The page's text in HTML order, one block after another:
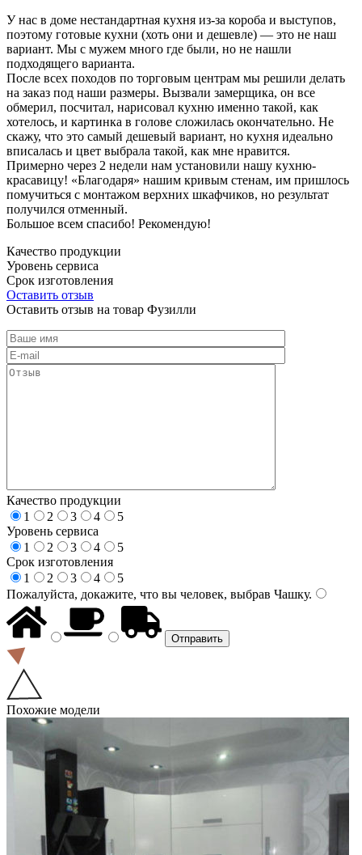
У нас в доме нестандартная кухня из-за короба и выступов,
поэтому готовые кухни (хоть они и дешевле) — это не наш
вариант. Мы с мужем много где были, но не нашли
подходящего варианта.
После всех походов по торговым центрам мы решили делать
на заказ под наши размеры. Вызвали замерщика, он все
обмерил, посчитал, нарисовал кухню именно такой, как
хотелось, и картинка в голове сложилась окончательно. Не
скажу, что это самый дешевый вариант, но кухня идеально
вписалась и цвет выбрала такой, как мне нравится.
Примерно через 2 недели нам установили нашу кухню-
красавицу! «Благодаря» нашим кривым стенам, им пришлось
помучиться с монтажом верхних шкафчиков, но результат
получился отменный.
Большое всем спасибо! Рекомендую!
Качество продукции
Уровень сервиса
Срок изготовления
Оставить отзыв
Оставить отзыв на товар Фузилли
Качество продукции
1
2 3 4
5
Уровень сервиса
1
2 3 4
5
Срок изготовления
1
2 3 4
5
Пожалуйста, докажите, что вы человек, выбрав Чашку.
Похожие модели